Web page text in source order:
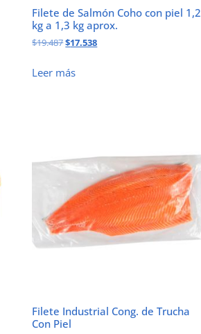
Filete de Salmón Coho con piel 1,2
kg a 1,3 kg aprox.
$19.487$17.538
Leer más
Filete Industrial Cong. de Trucha
Con Piel